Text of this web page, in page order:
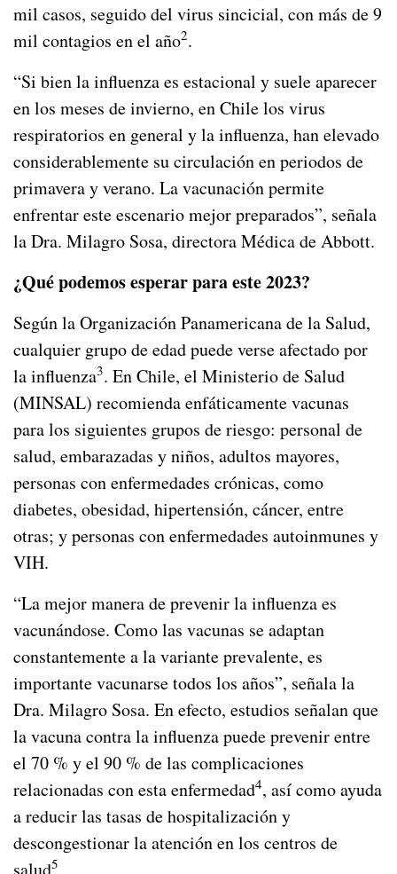
mil casos, seguido del virus sincicial, con más de 9
mil contagios en el año2.
“Si bien la influenza es estacional y suele aparecer
en los meses de invierno, en Chile los virus
respiratorios en general y la influenza, han elevado
considerablemente su circulación en periodos de
primavera y verano. La vacunación permite
enfrentar este escenario mejor preparados”, señala
la Dra. Milagro Sosa, directora Médica de Abbott.
¿Qué podemos esperar para este 2023?
Según la Organización Panamericana de la Salud,
cualquier grupo de edad puede verse afectado por
la influenza3. En Chile, el Ministerio de Salud
(MINSAL) recomienda enfáticamente vacunas
para los siguientes grupos de riesgo: personal de
salud, embarazadas y niños, adultos mayores,
personas con enfermedades crónicas, como
diabetes, obesidad, hipertensión, cáncer, entre
otras; y personas con enfermedades autoinmunes y
VIH.
“La mejor manera de prevenir la influenza es
vacunándose. Como las vacunas se adaptan
constantemente a la variante prevalente, es
importante vacunarse todos los años”, señala la
Dra. Milagro Sosa. En efecto, estudios señalan que
la vacuna contra la influenza puede prevenir entre
el 70 % y el 90 % de las complicaciones
relacionadas con esta enfermedad4, así como ayuda
a reducir las tasas de hospitalización y
descongestionar la atención en los centros de
salud5.